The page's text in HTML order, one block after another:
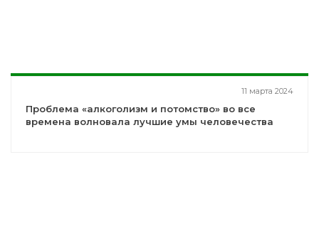
11 марта 2024
Проблема «алкоголизм и потомство» во все
времена волновала лучшие умы человечества